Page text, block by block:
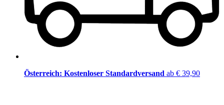
Österreich: Kostenloser Standardversand ab € 39,90